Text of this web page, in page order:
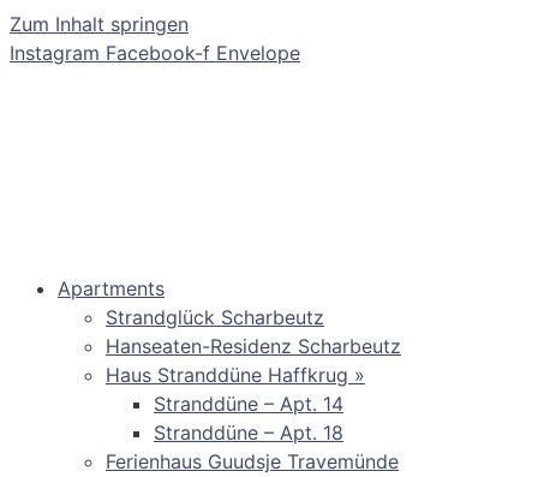
Zum Inhalt springen
Instagram Facebook-f Envelope
Apartments
Strandglück Scharbeutz
Hanseaten-Residenz Scharbeutz
Haus Stranddüne Haffkrug »
Stranddüne – Apt. 14
Stranddüne – Apt. 18
Ferienhaus Guudsje Travemünde